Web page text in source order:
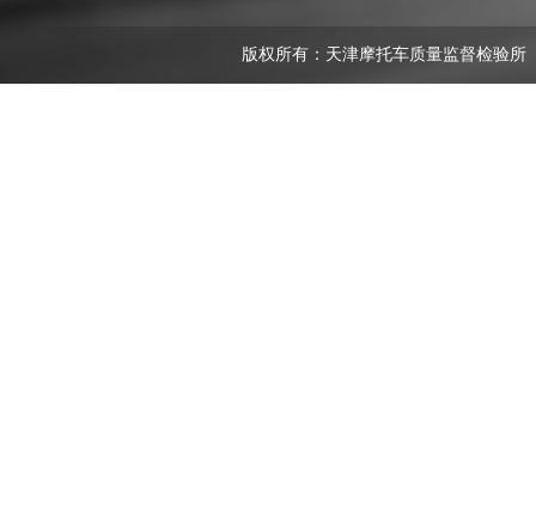
版权所有：天津摩托车质量监督检